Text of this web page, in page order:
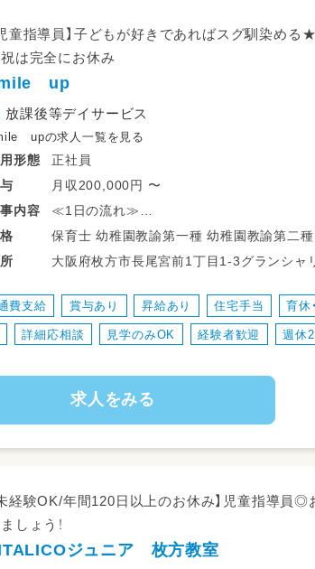
児童指導員】子どもが好きであればスグ馴染め
は完全にお休み
up
放課後等デイサービス
upの求人一覧を見る
形態
正社員
月収200,000円 〜
内容
≪1日の流れ≫
[10:：00～12：00] 出社・事務作業など
▼
近くに安くて美味しいお弁当が売ってます
もちろん、お弁当持参OK♪
▼
[15：00～16：00] 送迎
▼
[16：00～18：00] 療育活動
自由時間で遊んだり、勉強・宿題のサポート
[18：00～18：30] 送迎
▼
保育士 幼稚園教諭第一種 幼稚園教諭第二種 保育士 幼稚園教諭第二種 高等学校教諭
普通免許 中学校教諭普通免許 小
大阪府枚方市長尾宮前1丁目1-3グランシャリオⅡ 学研都市線 長尾駅 駅
費支給 賞与あり 昇給あり 住宅手当 育休
詳細応相談 見学のみOK 経験者歓迎 週休
求人をみる
未経験OK/年間120日以上のお休み】児童指導員
しょう！
ジュニア 枚方教室